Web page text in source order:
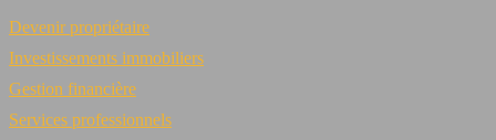
Devenir propriétaire
Investissements immobiliers
Gestion financière
Services professionnels